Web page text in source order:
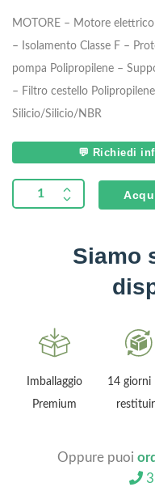
MOTORE – Motore
– Isolamento Classe F –
pompa Polipropilene –
– Filtro cestello Polipropilene
Silicio/Silicio/NBR
💬 Richiedi
Siamo
Imballaggio
Premium
14 giorni
Oppure puoi